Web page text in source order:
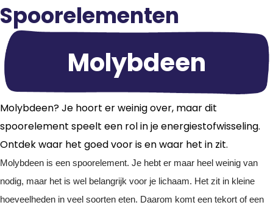
Spoorelementen
Molybdeen
Molybdeen? Je hoort er weinig over, maar dit
spoorelement speelt een rol in je energiestofwisseling.
Ontdek waar het goed voor is en waar het in zit.
Molybdeen is een spoorelement. Je hebt er maar heel weinig van
nodig, maar het is wel belangrijk voor je lichaam. Het zit in kleine
hoeveelheden in veel soorten eten. Daarom komt een tekort of een